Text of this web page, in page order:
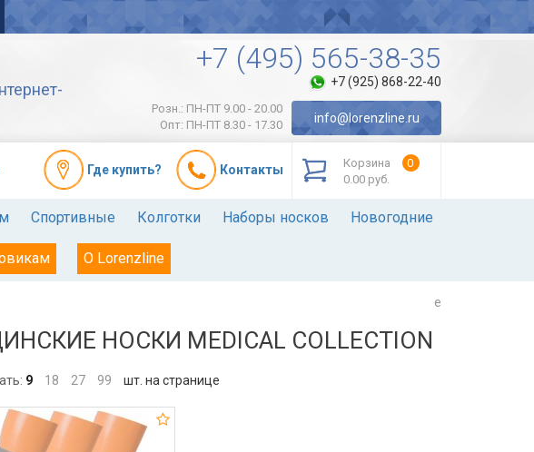
+7 (495) 565-38-35
+7 (925) 868-22-40
Розн.: ПН-ПТ 9.00 - 20.00
Опт: ПН-ПТ 8.30 - 17.30
info@lorenzline.ru
Где купить? Контакты Корзина
0
0.00 руб.
Спортивные Колготки Наборы носков Новогодние
О Lorenzline
e
НОСКИ MEDICAL COLLECTION
9 18 27 99 шт. на странице